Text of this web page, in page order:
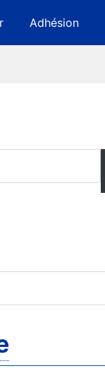
Adhésion